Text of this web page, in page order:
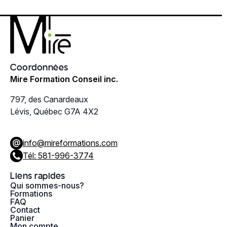
Coordonnées
Mire Formation Conseil inc.
797, des Canardeaux
Lévis, Québec G7A 4X2
info@mireformations.com
Tél: 581-996-3774
Liens rapides
Qui sommes-nous?
Formations
FAQ
Contact
Panier